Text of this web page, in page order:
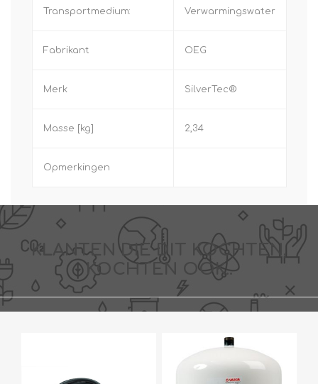
Transportmedium: Verwarmingswater
Fabrikant OEG
Merk SilverTec®
Masse [kg] 2,34
Opmerkingen
KLANTEN DIE DIT KOCHTEN,
KOCHTEN OOK..